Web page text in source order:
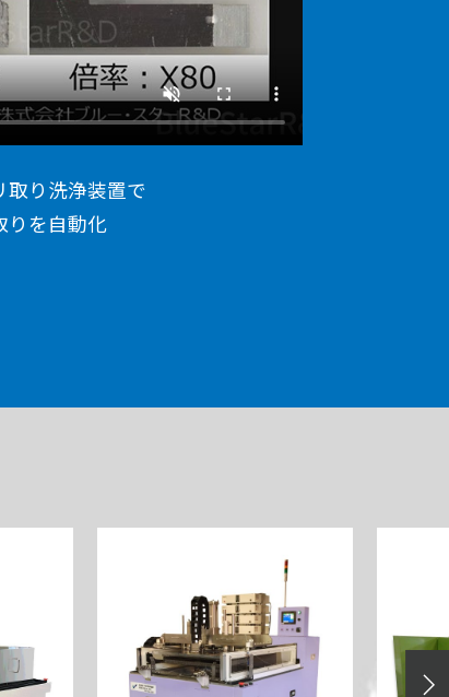
取り洗浄装置で
りを自動化